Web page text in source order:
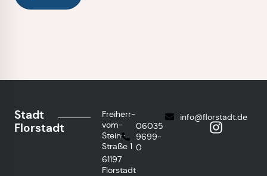
Stadt
Florstadt
Freiherr-
vom-
Stein-
Straße 1
61197
Florstadt
06035
9699-
0
info@florstadt.de